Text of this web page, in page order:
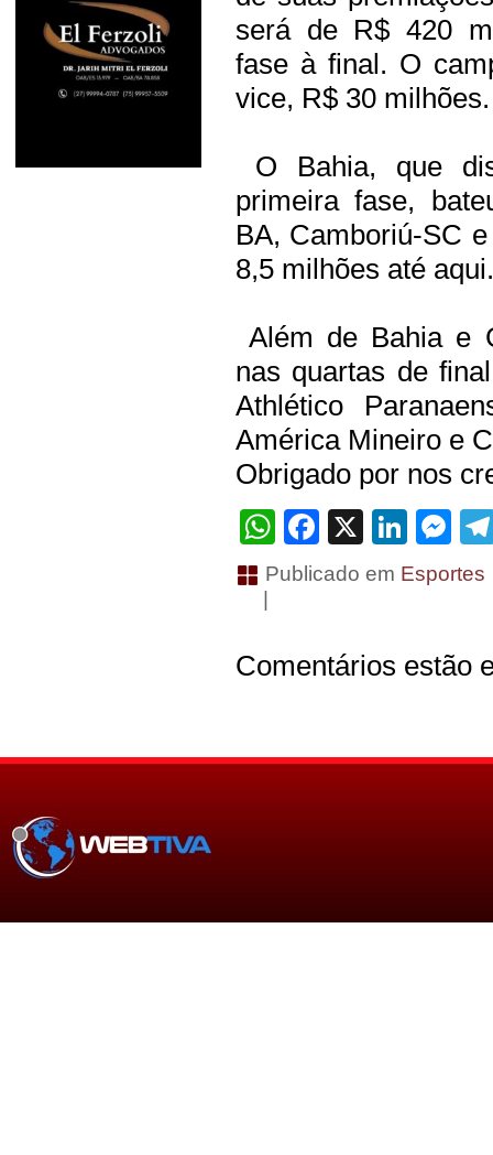
será de R$ 420
fase à final. O
vice, R$ 30 milhões.
O Bahia, que
primeira fase,
BA, Camboriú-SC
8,5 milhões até aqui.
Além de Bahia e
nas quartas de
Athlético
América Mineiro e
Obrigado por nos
WhatsApp
Facebook
X
Publicado em Esportes
Comentários estão